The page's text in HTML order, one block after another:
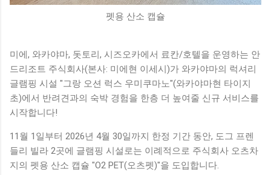
펫용 산소 캡슐
미에, 와카야마, 돗토리, 시즈오카에서 료칸/호텔을 운영하는 안
드리조트 주식회사(본사: 미에현 이세시)가 와카야마의 럭셔리
글램핑 시설 "그랑 오션 럭스 우미쿠마노"(와카야마현 타이지
초)에서 반려견과의 숙박 경험을 한층 더 높여줄 신규 서비스를
시작합니다!
11월 1일부터 2026년 4월 30일까지 한정 기간 동안, 도그 프렌
들리 빌라 2곳에 글램핑 시설로는 이례적으로 주식회사 오츠차
지의 펫용 산소 캡슐 "O2 PET(오츠펫)"을 도입합니다.